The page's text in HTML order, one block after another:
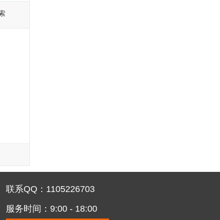
联系QQ：1105226703
服务时间：9:00 - 18:00